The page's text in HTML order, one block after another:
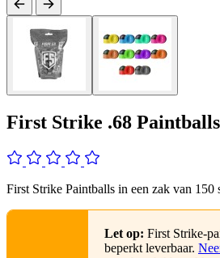
First Strike .68
First Strike Paintballs in een zak van 150
Let op: First Strike-
beperkt leverbaar.